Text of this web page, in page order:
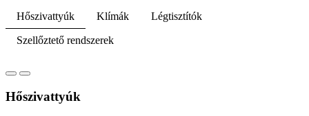
Hőszivattyúk Klímák Légtisztítók
Szellőztető rendszerek
Hőszivattyúk